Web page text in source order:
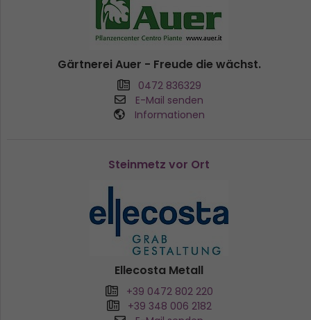
Gärtnerei Auer - Freude die wächst.
0472 836329
E-Mail senden
Informationen
Steinmetz vor Ort
Ellecosta Metall
+39 0472 802 220
+39 348 006 2182